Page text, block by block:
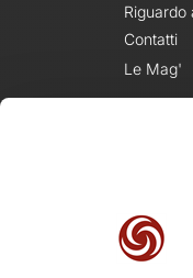
Riguardo
Contatti
Le Mag'